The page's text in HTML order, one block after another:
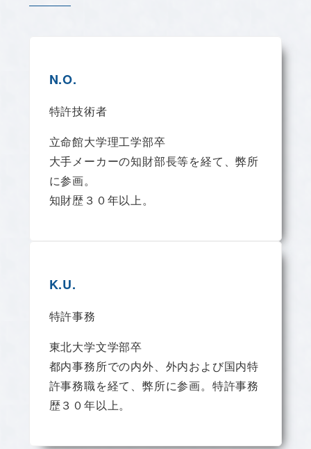
N.O.
特許技術者
立命館大学理工学部卒
大手メーカーの知財部長等を経て、弊所
に参画。
知財歴３０年以上。
K.U.
特許事務
東北大学文学部卒
都内事務所での内外、外内および国内特
許事務職を経て、弊所に参画。特許事務
歴３０年以上。